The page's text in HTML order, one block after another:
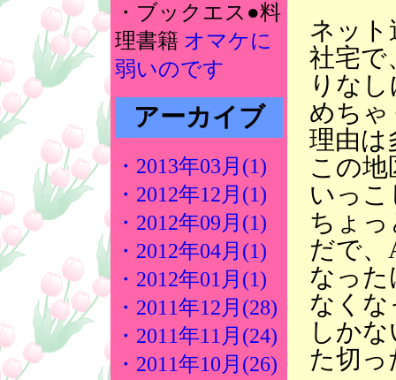
・ブックエス●料
理書籍 オマケに
弱いのです
アーカイブ
・2013年03月(1)
・2012年12月(1)
・2012年09月(1)
・2012年04月(1)
・2012年01月(1)
・2011年12月(28)
・2011年11月(24)
・2011年10月(26)
ネット
社宅で
りな
めちゃ
理由は
この
いっ
ちょ
だで
なった
なく
しか
た切